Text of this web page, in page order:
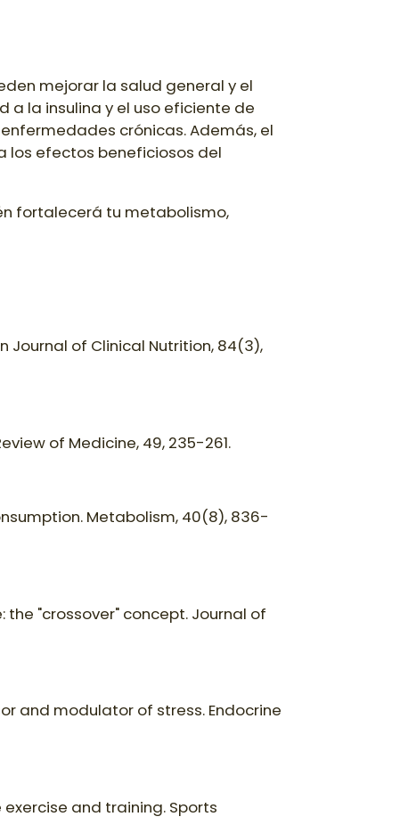
mejorar la salud general y el
a la insulina y el uso eficiente de
crónicas. Además, el
los efectos beneficiosos del
fortalecerá tu metabolismo,
Journal of Clinical Nutrition, 84(3),
of Medicine, 49, 235-261.
Metabolism, 40(8), 836-
the "crossover" concept. Journal of
and modulator of stress. Endocrine
and training. Sports